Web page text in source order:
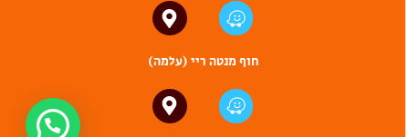
חוף מנטה ריי (עלמה)